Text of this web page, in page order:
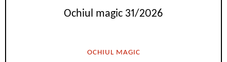
Ochiul magic 31/2026
OCHIUL MAGIC